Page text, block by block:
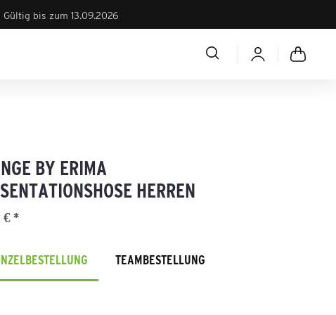
Gültig bis zum 13.09.2026
BY ERIMA
HERREN
€ *
TEAMBESTELLUNG